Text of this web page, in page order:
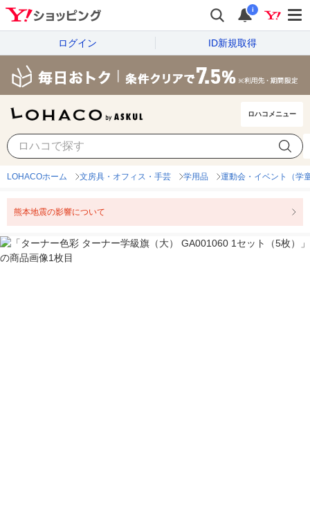
i
ログイン ID新規取得
ロハコメニュー
LOHACOホーム 文房具・オフィス・手芸 学用品 運動会・イベント（学
熊本地震の影響について